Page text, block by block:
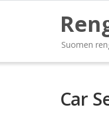
Suomen
Car